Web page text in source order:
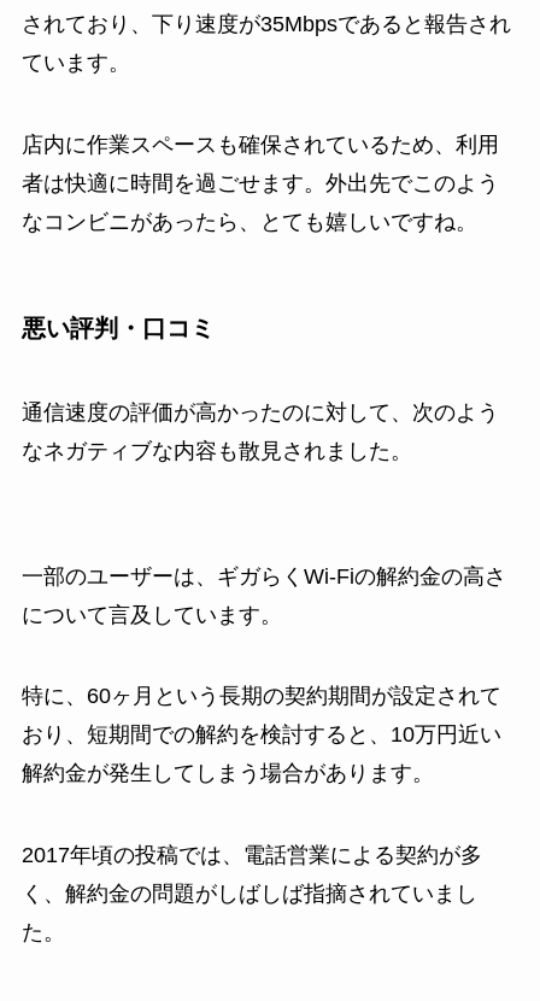
されており、下り速度が35Mbpsであると報告され
ています。
店内に作業スペースも確保されているため、利用
者は快適に時間を過ごせます。外出先でこのよう
なコンビニがあったら、とても嬉しいですね。
悪い評判・口コミ
通信速度の評価が高かったのに対して、次のよう
なネガティブな内容も散見されました。
一部のユーザーは、ギガらくWi-Fiの解約金の高さ
について言及しています。
特に、60ヶ月という長期の契約期間が設定されて
おり、短期間での解約を検討すると、10万円近い
解約金が発生してしまう場合があります。
2017年頃の投稿では、電話営業による契約が多
く、解約金の問題がしばしば指摘されていまし
た。